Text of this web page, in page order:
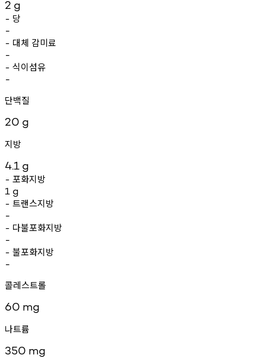
2 g
- 당
-
- 대체 감미료
-
- 식이섬유
-
단백질
20 g
지방
4.1 g
- 포화지방
1 g
- 트랜스지방
-
- 다불포화지방
-
- 불포화지방
-
콜레스트롤
60 mg
나트륨
350 mg